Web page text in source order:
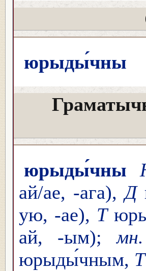
юрыды́чны
юрыды́чны
ай/ае, -ага),Д
ую, -ае), Т
ай, -ым);
юрыды́чным, Т